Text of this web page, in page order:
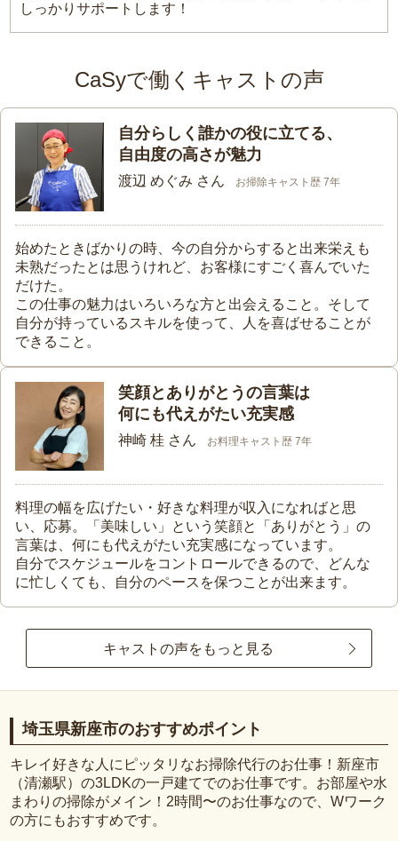
しっかりサポートします！
CaSyで働くキャストの声
自分らしく誰かの役に立てる、
自由度の高さが魅力
渡辺 めぐみ さん お掃除キャスト歴 7年
始めたときばかりの時、今の自分からすると出来栄えも
未熟だったとは思うけれど、お客様にすごく喜んでいた
だけた。
この仕事の魅力はいろいろな方と出会えること。そして
自分が持っているスキルを使って、人を喜ばせることが
できること。
笑顔とありがとうの言葉は
何にも代えがたい充実感
神崎 桂 さん お料理キャスト歴 7年
料理の幅を広げたい・好きな料理が収入になればと思
い、応募。「美味しい」という笑顔と「ありがとう」の
言葉は、何にも代えがたい充実感になっています。
自分でスケジュールをコントロールできるので、どんな
に忙しくても、自分のペースを保つことが出来ます。
キャストの声をもっと見る
埼玉県新座市のおすすめポイント
キレイ好きな人にピッタリなお掃除代行のお仕事！新座市
（清瀬駅）の3LDKの一戸建てでのお仕事です。お部屋や水
まわりの掃除がメイン！2時間〜のお仕事なので、Wワーク
の方にもおすすめです。